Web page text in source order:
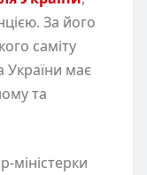
За його
саміту
України має
та
міністерки